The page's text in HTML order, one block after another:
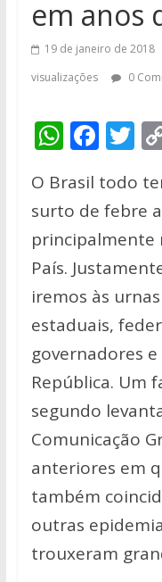
em anos
19 de janeiro de 2018
visualizações
0
W
at
s
A
p
p
F
e
b
o
o
k
T
itt
er
O Brasil todo
surto de febre
principalmente
País.
iremos às
estaduais,
governadores
República. Um
segundo
Comunicação
anteriores em
também
outras
trouxeram